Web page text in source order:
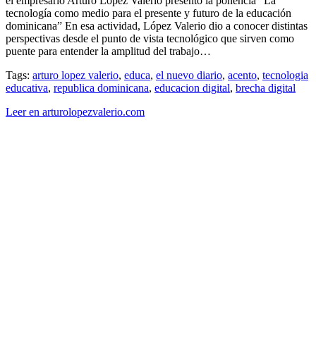
tecnología como medio para el presente y futuro de la educación
dominicana” En esa actividad, López Valerio dio a conocer distintas
perspectivas desde el punto de vista tecnológico que sirven como
puente para entender la amplitud del trabajo…
Tags: arturo lopez valerio, educa, el nuevo diario, acento, tecnologia
educativa, republica dominicana, educacion digital, brecha digital
Leer en arturolopezvalerio.com